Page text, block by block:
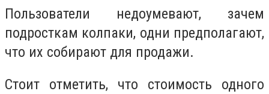
Пользователи недоумевают, зачем
подросткам колпаки, одни предполагают,
что их собирают для продажи.
Стоит отметить, что стоимость одного